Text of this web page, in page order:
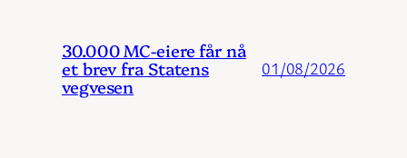
30.000 MC-eiere får nå
et brev fra Statens
vegvesen
01/08/2026